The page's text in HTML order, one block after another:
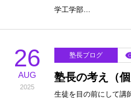
学工学部…
26
AUG
2025
塾長ブログ
塾長の考え（
生徒を目の前にして講